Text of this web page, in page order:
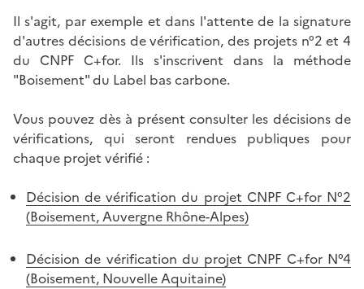
Il s'agit, par exemple et dans l'attente de la signature
d'autres décisions de vérification, des projets n°2 et 4
du CNPF C+for. Ils s'inscrivent dans la méthode
"Boisement" du Label bas carbone.
Vous pouvez dès à présent consulter les décisions de
vérifications, qui seront rendues publiques pour
chaque projet vérifié :
Décision de vérification du projet CNPF C+for N°2
(Boisement, Auvergne Rhône-Alpes)
Décision de vérification du projet CNPF C+for N°4
(Boisement, Nouvelle Aquitaine)